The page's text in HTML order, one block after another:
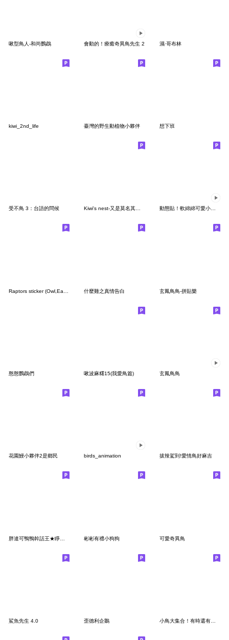
啾型鳥人-和尚鸚鵡 會動的！療癒奇異鳥先生 2 濕·哥布林
kiwi_2nd_life 臺灣的野生動植物小夥伴 想下班
受不鳥 3：台語的問候 Kiwi's nest-又是莫名其妙鳥 動態貼！軟綿綿可愛小雞（療癒篇）
什麼雞之真情告白 玄鳳鳥鳥-拼貼樂
憨憨鸚鵡們 啾波麻糬15(我愛鳥篇) 玄鳳鳥鳥
花園鰻小夥伴2是鄉民 birds_animation 拔辣駕到!愛情鳥好麻吉
彬彬有禮小狗狗 可愛奇異鳥
鯊魚先生 4.0 歪德利企鵝 小鳥大集合！有時還有小文鳥